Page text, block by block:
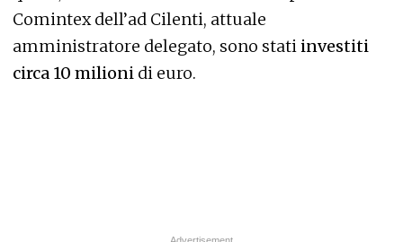
Comintex dell’ad Cilenti, attuale
amministratore delegato, sono stati investiti
circa 10 milioni di euro.